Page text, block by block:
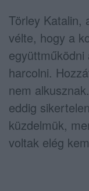
Törley Katalin,
vélte, hogy a
harcolni.
nem
eddig
küzdelmük,
voltak elég